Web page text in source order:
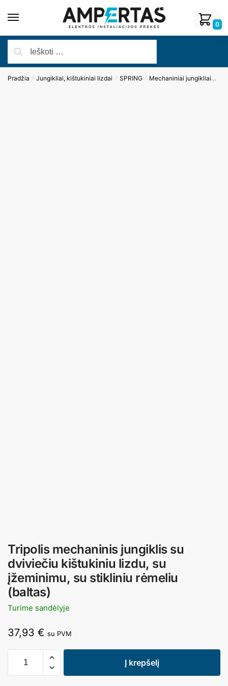
0
Pradžia / Jungikliai, kištukiniai lizdai / SPRING / Mechaniniai jungikliai
Tripolis mechaninis jungiklis su
dviviečiu kištukiniu lizdu, su
įžeminimu, su stikliniu rėmeliu
(baltas)
Turime sandėlyje
37,93 € su PVM
Į krepšelį